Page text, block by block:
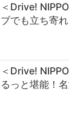
＜Drive!
ブでも立ち寄
＜Drive!
るっと堪能！